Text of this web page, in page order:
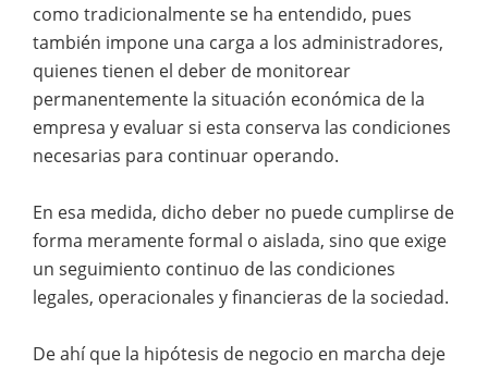
como tradicionalmente se ha entendido, pues
también impone una carga a los administradores,
quienes tienen el deber de monitorear
permanentemente la situación económica de la
empresa y evaluar si esta conserva las condiciones
necesarias para continuar operando.
En esa medida, dicho deber no puede cumplirse de
forma meramente formal o aislada, sino que exige
un seguimiento continuo de las condiciones
legales, operacionales y financieras de la sociedad.
De ahí que la hipótesis de negocio en marcha deje